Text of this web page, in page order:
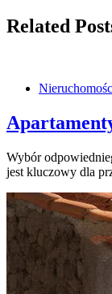
Related
Wybór
jest kluczowy dla